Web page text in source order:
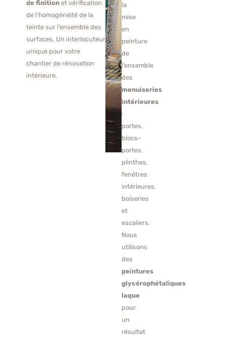
de finitionet vérification
de l’homogénéité de la
teinte sur l’ensemble des
surfaces. Un interlocuteur
unique pour votre
chantier de rénovation
intérieure.
la
mise
en
peinture
de
l’ensemble
des
menuiseries
intérieures
:
portes,
blocs-
portes,
plinthes,
fenêtres
intérieures,
boiseries
et
escaliers.
Nous
utilisons
des
peintures
glycérophétaliques
laque
pour
un
résultat